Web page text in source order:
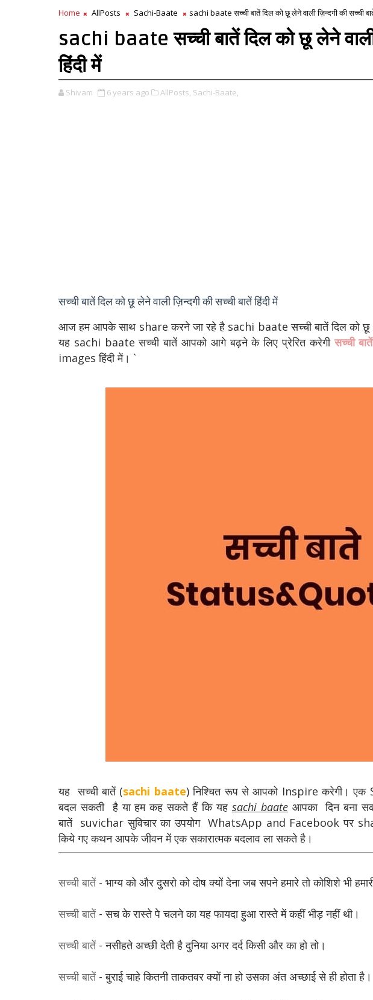
Home AllPosts Sachi-Baate sachi baate सच्ची बातें दिल को छू लेने वाली ज़िन्दगी की सच्ची
sachi baate सच्ची बातें दिल को छू लेने वाली
हिंदी में
Shivam 6 years ago AllPosts, Sachi-Baate,
सच्ची बातें दिल को छू लेने वाली ज़िन्दगी की सच्ची बातें हिंदी में
आज हम आपके साथ share करने जा रहे है sachi baate सच्ची बातें दिल को छू
यह sachi baateसच्ची बातें आपको आगे बढ़ने के लिए प्रेरित करेगी सच्ची बातें
images हिंदी में। `
यह सच्ची बातें (sachi baate)निश्चित रूप से आपको Inspire करेगी।
बदल सकती है या हम कह सकते हैं कि यह sachi baateआपका दिन बना
बातें suvichar सुविचार का उपयोग WhatsApp and Facebook पर
किये गए कथन आपके जीवन में एक सकारात्मक बदलाव ला सकते है।
सच्ची बातें - भाग्य को और दुसरो को दोष क्यों देना जब सपने हमारे तो कोशिशे भी
सच्ची बातें - सच के रास्ते पे चलने का यह फायदा हुआ रास्ते में कहीं भीड़ नहीं थी।
सच्ची बातें - नसीहते अच्छी देती है दुनिया अगर दर्द किसी और का हो तो।
सच्ची बातें - बुराई चाहे कितनी ताकतवर क्यों ना हो उसका अंत अच्छाई से ही होता है।